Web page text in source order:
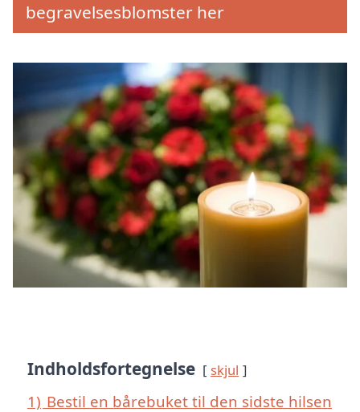
begravelsesblomster her
Indholdsfortegnelse skjul
1) Bestil en bårebuket til den sidste hilsen